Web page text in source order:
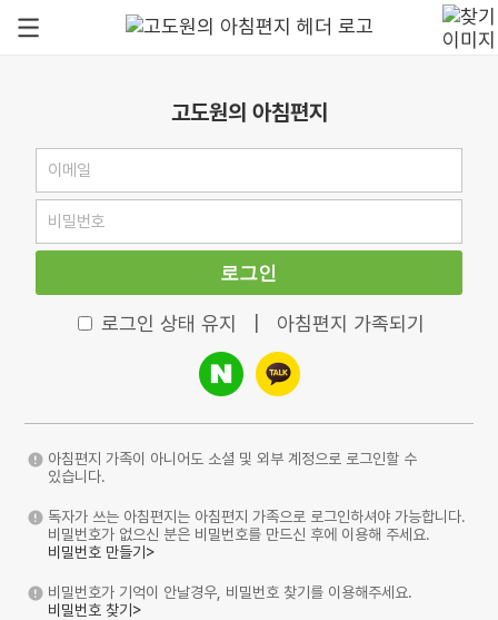
고도원의 아침편지
로그인
로그인 상태 유지 아침편지 가족되기
아침편지 가족이 아니어도 소셜 및 외부 계정으로 로그인할 수
있습니다.
독자가 쓰는 아침편지는 아침편지 가족으로 로그인하셔야 가능합니다.
비밀번호가 없으신 분은 비밀번호를 만드신 후에 이용해 주세요.
비밀번호 만들기>
비밀번호가 기억이 안날경우, 비밀번호 찾기를 이용해주세요.
비밀번호 찾기>